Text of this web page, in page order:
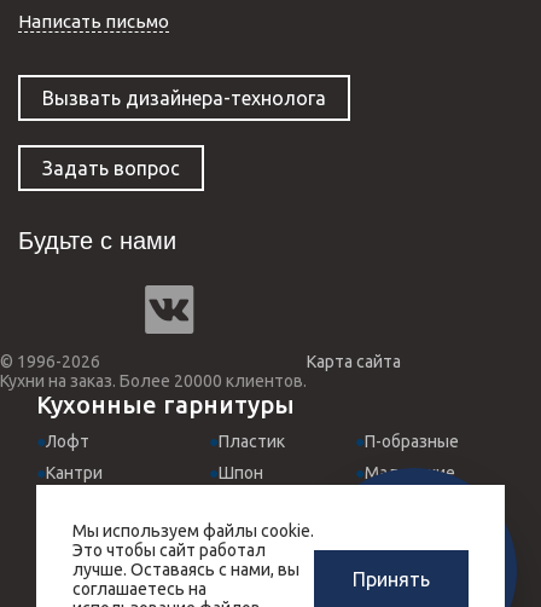
Написать письмо
Вызвать дизайнера-технолога
Задать вопрос
Будьте с нами
© 1996-2026
Кухни на заказ. Более 20000 клиентов.
Карта сайта
Кухонные гарнитуры
Лофт
Кантри
Хай-Тек
Прованс
Массив дерева
Пластик
Шпон
Италия
Угловые
Прямые
П-образные
Маленькие
ДИЗАЙНЕР
БЕСПЛАТНО
РАСЧЕТ КУХНИ
ЗА 10 МИНУТ
Мы используем файлы cookie.
Это чтобы сайт работал
лучше. Оставаясь с нами, вы
соглашаетесь на
Принять